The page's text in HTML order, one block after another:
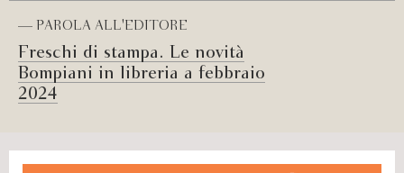
— PAROLA ALL'EDITORE
Freschi di stampa. Le novità
Bompiani in libreria a febbraio
2024